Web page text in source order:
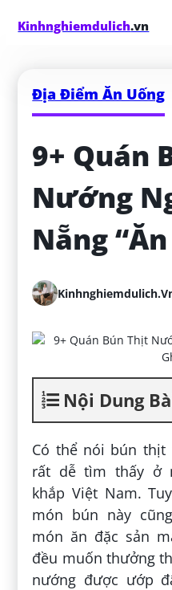
Kinhnghiemdulich.vn
Địa Điểm Ăn Uống
9+ Quán
Nướng
Nẵng
Nội Dung
Có thể nói bún
rất dễ tìm thấy ở
khắp Việt Nam.
món bún này
món ăn đặc sản
đều muốn thưởng
nướng được ướp